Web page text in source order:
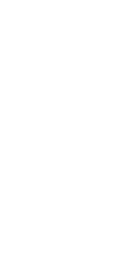
от суммы
с